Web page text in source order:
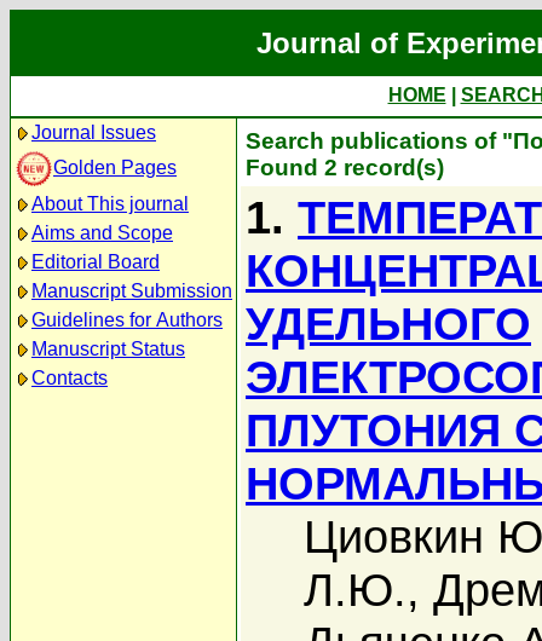
Journal of
HOME
Journal Issues
Golden Pages
About This journal
Aims and Scope
Editorial Board
Manuscript Submission
Guidelines for Authors
Manuscript Status
Contacts
Search publications of
Found 2 record(s)
1.
УДЕЛЬНОГО
ПЛУТОНИЯ
Циовкин
Л.Ю.,